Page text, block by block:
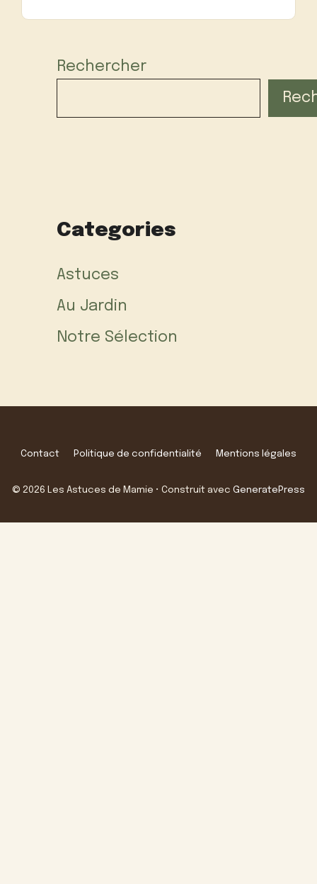
Rechercher
Categories
Astuces
Au Jardin
Notre Sélection
Contact Politique de confidentialité Mentions légales
© 2026 Les Astuces de Mamie • Construit avec GeneratePress